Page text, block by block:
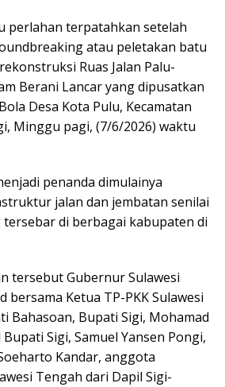
perlahan terpatahkan setelah
atau peletakan batu
Ruas Jalan Palu-
Berani Lancar yang dipusatkan
Desa Kota Pulu, Kecamatan
Minggu pagi, (7/6/2026) waktu
penanda dimulainya
jalan dan jembatan senilai
tersebar di berbagai kabupaten di
tersebut Gubernur Sulawesi
bersama Ketua TP-PKK Sulawesi
Bahasoan, Bupati Sigi, Mohamad
Sigi, Samuel Yansen Pongi,
Kandar, anggota
Tengah dari Dapil Sigi-